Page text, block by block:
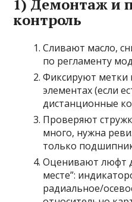
1) Демонтаж и
контроль
Сливают масло,
по регламенту
Фиксируют метки
элементах (если
дистанционные
Проверяют
много, нужна
только
Оценивают люфт
месте”:
радиальное/